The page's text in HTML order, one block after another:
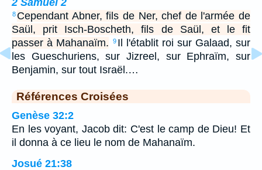
8 Cependant Abner, fils de Ner, chef de l'armée de
Saül, prit Isch-Boscheth, fils de Saül, et le fit
passer à Mahanaïm.
9 Il l'établit roi sur Galaad, sur
les Gueschuriens, sur Jizreel, sur Ephraïm, sur
Benjamin, sur tout Israël.…
Références Croisées
Genèse 32:2
En les voyant, Jacob dit: C'est le camp de Dieu! Et
il donna à ce lieu le nom de Mahanaïm.
Josué 21:38